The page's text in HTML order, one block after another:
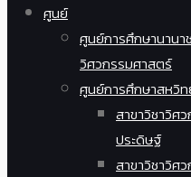
ศูนย์
ศูนย์การศึกษานานา
วิศวกรรมศาสตร์
ศูนย์การศึกษาสหวิท
สาขาวิชาวิศ
ประดิษฐ์
สาขาวิชาวิศ